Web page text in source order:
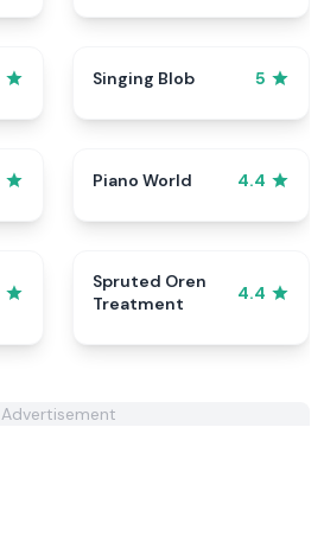
Singing Blob 5
Piano World 4.4
Spruted Oren
Treatment
4.4
Advertisement